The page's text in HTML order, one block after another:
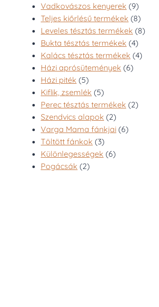
Vadkovászos kenyerek 99
termék
Teljes kiőrlésű termékek 88
termék
Leveles tésztás termékek 88
Bukta tésztás termékek 44
termék
Kalács tésztás termékek 44
Házi aprósütemények 66
Házi piték 55
termék
Kiflik, zsemlék 55
termék
Perec tésztás termékek 22
Szendvics alapok 22
termék
Varga Mama fánkjai 66
Töltött fánkok 33
termék
Különlegességek 66
Pogácsák 22